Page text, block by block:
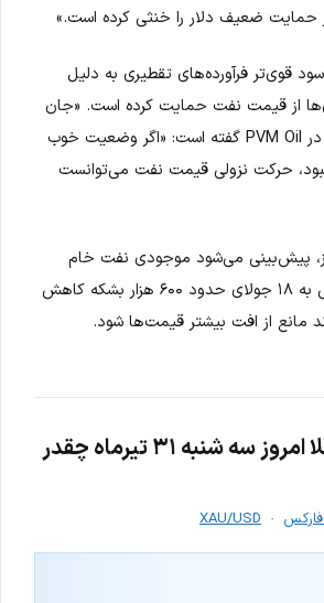
حمایت ضعیف دلار را خنثی کرده است.»
قوی‌تر فرآورده‌های تقطیری به دلیل
از قیمت نفت حمایت کرده است. «جان
ایوانز» تحلیل‌گر نفت در PVM Oil گفته است: «اگر وضعیت خوب
حرکت نزولی قیمت نفت می‌توانست
پیش‌بینی می‌شود موجودی نفت خام
آمریکا در هفته منتهی به ۱۸ جولای حدود ۶۰۰ هزار بشکه کاهش
مانع از افت بیشتر قیمت‌ها شود.
قیمت جهانی طلا امروز سه شنبه ۳۱ تیرماه چقدر
فارکس XAU/USD